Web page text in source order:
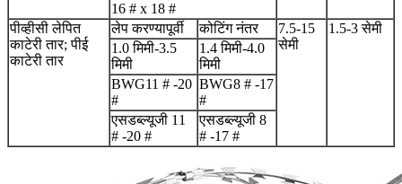
16 # x 18 #
पीव्हीसी लेपित
काटेरी तार; पीई
काटेरी तार
लेप करण्यापूर्वी कोटिंग नंतर
7.5-15
सेमी
1.5-3 सेमी
1.0 मिमी-3.5
मिमी
1.4 मिमी-4.0
मिमी
BWG11 # -20
#
BWG8 # -17
#
एसडब्ल्यूजी 11
# -20 #
एसडब्ल्यूजी 8
# -17 #